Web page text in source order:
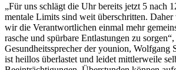
„Für uns schlägt die Uhr bereits jetzt 5 nach
mentale Limits sind weit überschritten. Daher
wir die Verantwortlichen einmal mehr
rasche und spürbare Entlastungen zu
Gesundheitssprecher der younion, Wolfgang
ist heillos überlastet und leidet mittlerweile